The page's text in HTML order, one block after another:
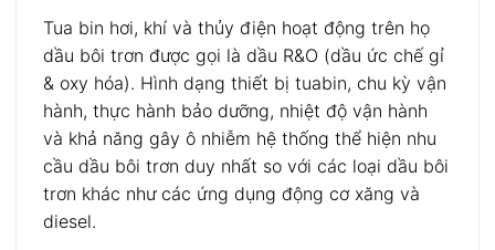
Tua bin hơi, khí và thủy điện hoạt động trên họ
dầu bôi trơn được gọi là dầu R&O (dầu ức chế gỉ
& oxy hóa). Hình dạng thiết bị tuabin, chu kỳ vận
hành, thực hành bảo dưỡng, nhiệt độ vận hành
và khả năng gây ô nhiễm hệ thống thể hiện nhu
cầu dầu bôi trơn duy nhất so với các loại dầu bôi
trơn khác như các ứng dụng động cơ xăng và
diesel.